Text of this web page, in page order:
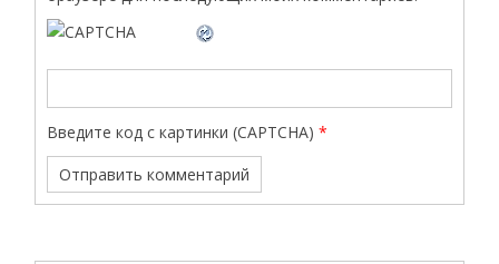
Введите код с картинки (CAPTCHA) *